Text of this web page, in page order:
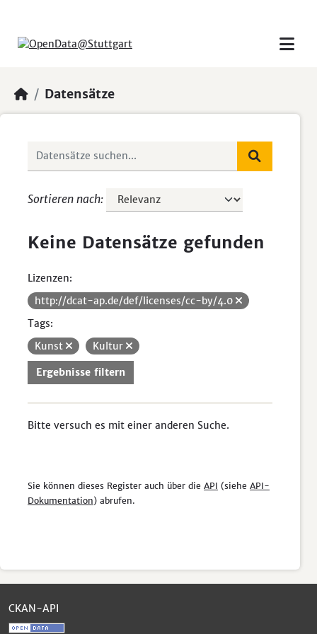
Datensätze
Sortieren nach
Keine Datensätze gefunden
Lizenzen:
http://dcat-ap.de/def/licenses/cc-by/4.0
Tags:
Kunst
Kultur
Ergebnisse filtern
Bitte versuch es mit einer anderen Suche.
Sie können dieses Register auch über die API (siehe API-
Dokumentation) abrufen.
CKAN-API